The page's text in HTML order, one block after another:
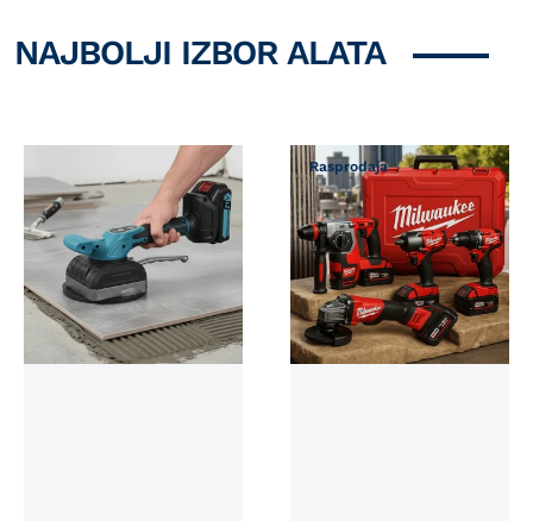
Možda Vam se svidi
NAJBOLJI IZBOR ALATA
Rasprodaja